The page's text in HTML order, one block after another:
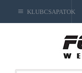
KLUBCSAPATOK